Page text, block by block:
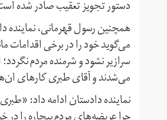
دستور تجویز تعقیب صادر شده
همچنین رسول قهرمانی،
می‌گوید خود را در برخی اقدامات
سرازیر نشود و شرمنده مردم
می‌شدند و آقای طبری کار‌های
نماینده دادستان ادامه داد: